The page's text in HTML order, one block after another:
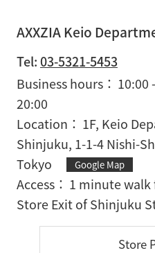
AXXZIA Keio
Tel:03-5321-5453
Business hours
10:00
20:00
Location
1F, Keio
Shinjuku, 1-1-4 Nishi-
Tokyo
Google Map
Access
1 minute
Store Exit of Shinjuku
Store